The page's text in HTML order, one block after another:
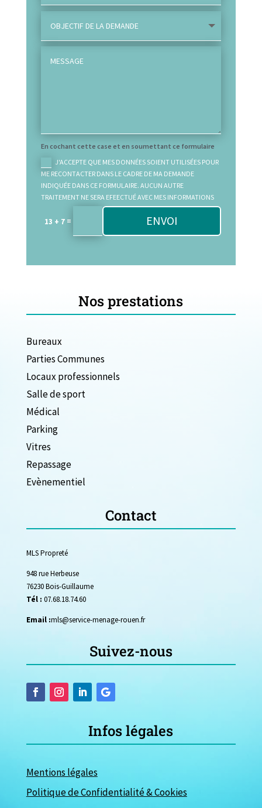
En cochant cette case et en soumettant ce formulaire
J'ACCEPTE QUE MES DONNÉES SOIENT UTILISÉES POUR
ME RECONTACTER DANS LE CADRE DE MA DEMANDE
INDIQUÉE DANS CE FORMULAIRE. AUCUN AUTRE
TRAITEMENT NE SERA EFEECTUÉ AVEC MES INFORMATIONS
13 + 7 = ENVOI
Nos prestations
Bureaux
Parties Communes
Locaux professionnels
Salle de sport
Médical
Parking
Vitres
Repassage
Evènementiel
Contact
MLS Propreté
948 rue Herbeuse
76230 Bois-Guillaume
Tél : 07.68.18.74.60
Email :mls@service-menage-rouen.fr
Suivez-nous
Infos légales
Mentions légales
Politique de Confidentialité & Cookies